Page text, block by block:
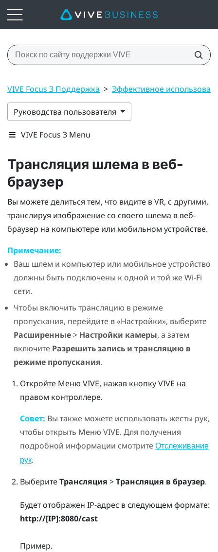
VIVE Focus 3 Поддержка > Эффективное
Руководства пользователя
VIVE Focus 3 Menu
Трансляция шлема в веб-
браузер
Вы можете делиться тем, что видите в VR, с другими,
транслируя изображение со своего шлема в веб-
браузер на компьютере или мобильном устройстве.
Примечание:
Ваш шлем и компьютер или мобильное устройство
должны быть подключены к одной и той же Wi‍-Fi
сети.
Чтобы включить трансляцию в режиме
пропускания, перейдите в «Настройки», выберите
Расширенные> Настройки камеры, а затем
включите Разрешить запись и трансляцию в
режиме пропускания.
Откройте Меню VIVE, нажав кнопкуVIVE на
правом контроллере.
Совет: Вы также можете использовать жесты рук,
чтобы открыть Меню VIVE. Для получения
подробной информации смотрите Отслеживание
рук.
Выберите Трансляция >Трансляция в браузер.
Будет отображен IP-адрес в следующем формате:
http://[IP]:8080/cast
Пример.